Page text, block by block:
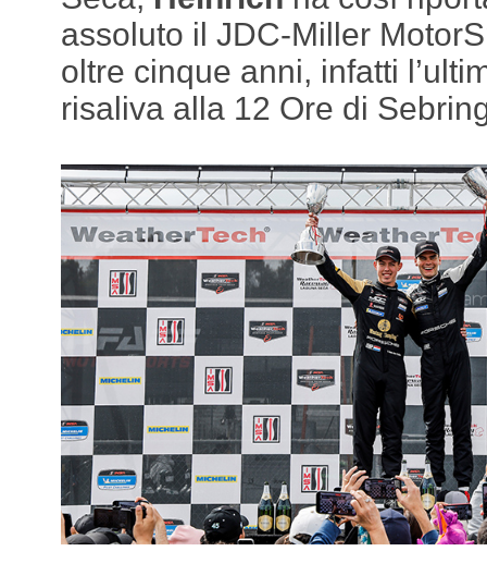
assoluto il JDC-Miller
oltre cinque anni, infatti
risaliva alla 12 Ore di